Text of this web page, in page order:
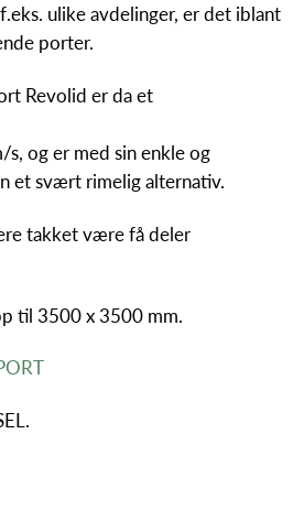
ulike avdelinger, er det iblant
porter.
Revolid er da et
s, og er med sin enkle og
et svært rimelig alternativ.
takket være få deler
til 3500 x 3500 mm.